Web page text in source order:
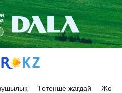
Төтенше жағдай Жол